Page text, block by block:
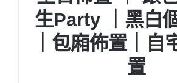
生Party ｜黑白
｜包廂佈置｜自
置